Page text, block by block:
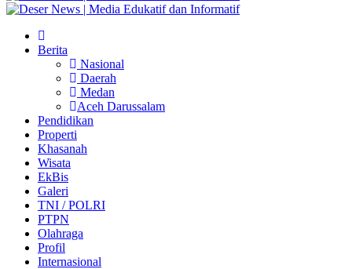
Berita
Nasional
Daerah
Medan
Aceh Darussalam
Pendidikan
Properti
Khasanah
Wisata
EkBis
Galeri
TNI / POLRI
PTPN
Olahraga
Profil
Internasional